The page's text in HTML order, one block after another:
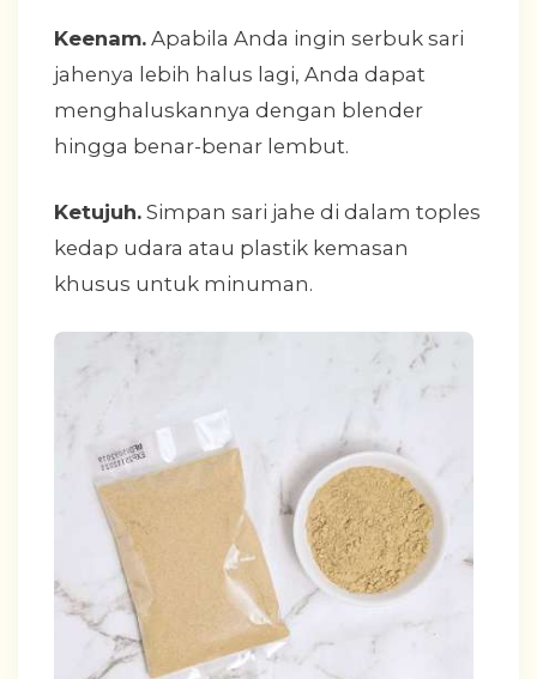
Keenam. Apabila Anda ingin serbuk sari
jahenya lebih halus lagi, Anda dapat
menghaluskannya dengan blender
hingga benar-benar lembut.
Ketujuh. Simpan sari jahe di dalam toples
kedap udara atau plastik kemasan
khusus untuk minuman.